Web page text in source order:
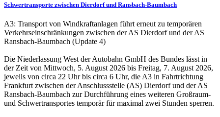
Schwertransporte zwischen Dierdorf und Ransbach-Baumbach
A3: Transport von Windkraftanlagen führt erneut zu temporären
Verkehrseinschränkungen zwischen der AS Dierdorf und der AS
Ransbach-Baumbach (Update 4)
Die Niederlassung West der Autobahn GmbH des Bundes lässt in
der Zeit von Mittwoch, 5. August 2026 bis Freitag, 7. August 2026,
jeweils von circa 22 Uhr bis circa 6 Uhr, die A3 in Fahrtrichtung
Frankfurt zwischen der Anschlussstelle (AS) Dierdorf und der AS
Ransbach-Baumbach zur Durchführung eines weiteren Großraum-
und Schwertransportes temporär für maximal zwei Stunden sperren.